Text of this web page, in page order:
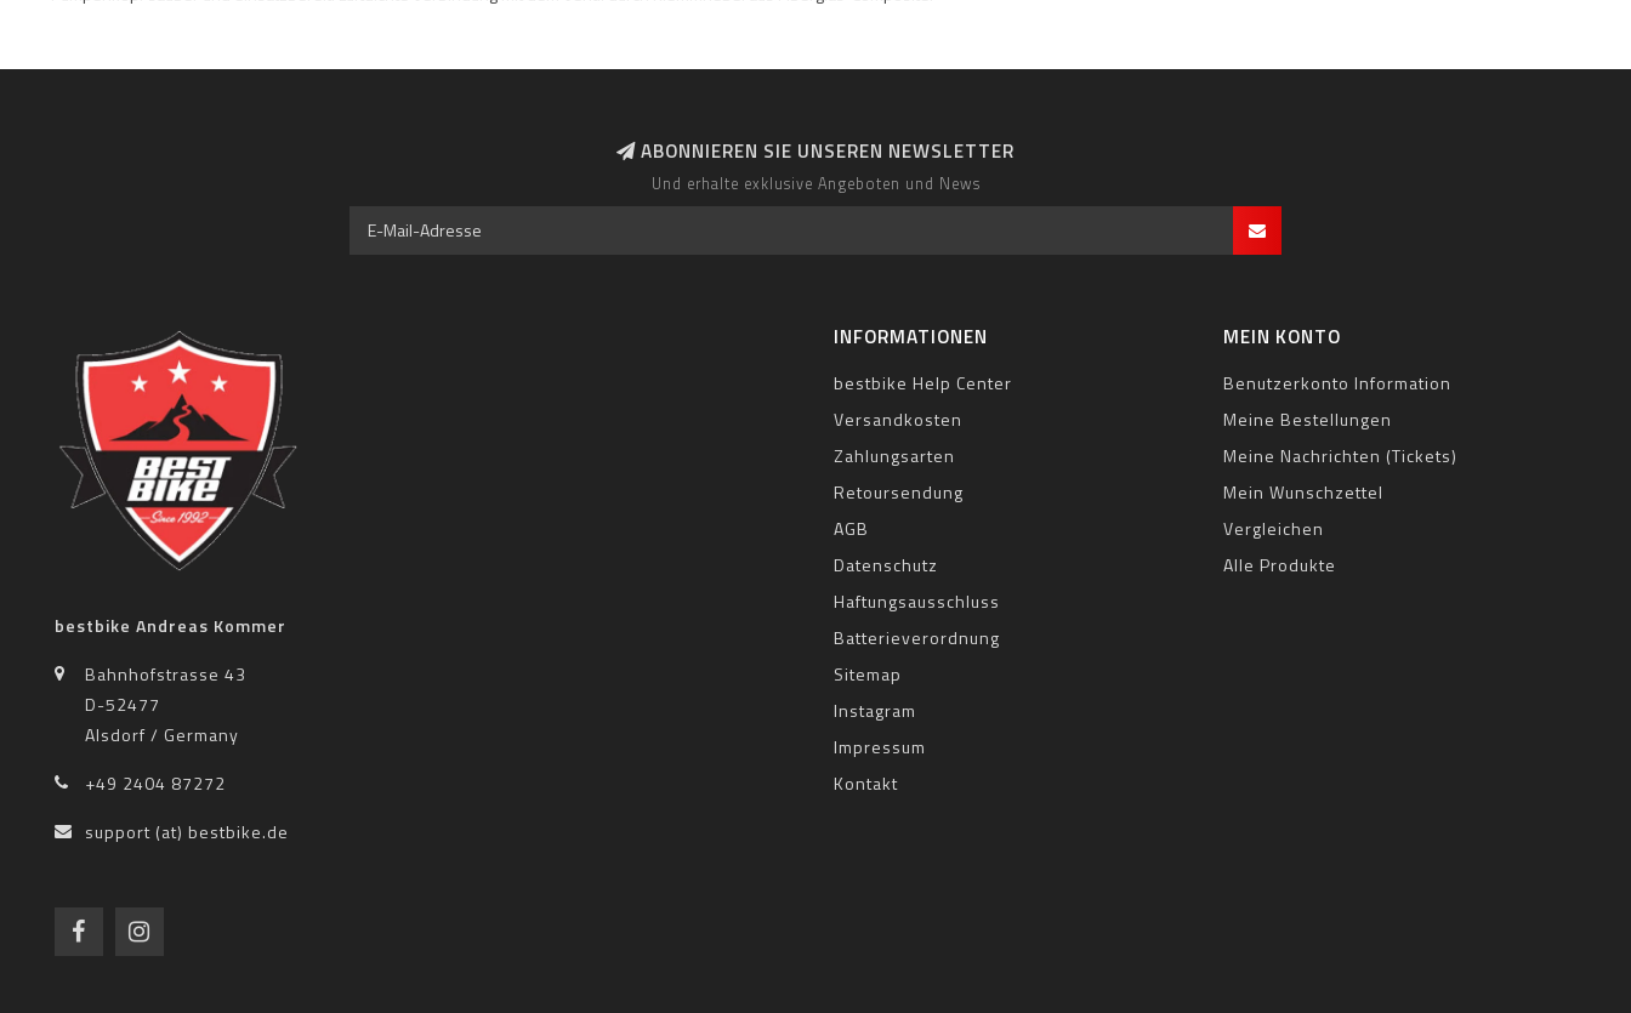
ABONNIEREN SIE UNSEREN NEWSLETTER
Und erhalte exklusive Angeboten und News
bestbike Andreas Kommer
Bahnhofstrasse 43
D-52477
Alsdorf / Germany
+49 2404 87272
support (at) bestbike.de
INFORMATIONEN
bestbike Help Center
Versandkosten
Zahlungsarten
Retoursendung
AGB
Datenschutz
Haftungsausschluss
Batterieverordnung
Sitemap
Instagram
Impressum
Kontakt
MEIN KONTO
Benutzerkonto Information
Meine Bestellungen
Meine Nachrichten (Tickets)
Mein Wunschzettel
Vergleichen
Alle Produkte